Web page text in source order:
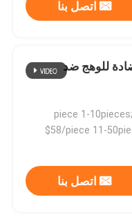
اتصل بنا
للوهج ضد
الأسعار：$100/piece 1-10pieces;
$58/piece 11-
اتصل بنا